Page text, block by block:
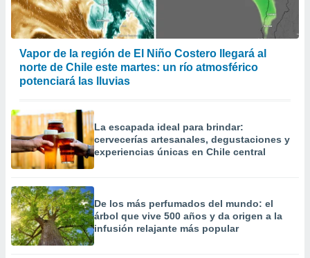
Vapor de la región de El Niño Costero llegará al
norte de Chile este martes: un río atmosférico
potenciará las lluvias
La escapada ideal para brindar:
cervecerías artesanales, degustaciones y
experiencias únicas en Chile central
De los más perfumados del mundo: el
árbol que vive 500 años y da origen a la
infusión relajante más popular